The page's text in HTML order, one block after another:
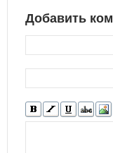
Добавить